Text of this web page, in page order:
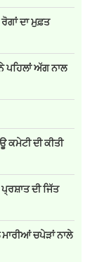
ਦਾ ਮੁਫ਼ਤ
ਪਹਿਲਾਂ ਅੱਗ ਨਾਲ
ਕਮੇਟੀ ਦੀ ਕੀਤੀ
ਦੀ ਜਿੱਤ
ਚਪੇੜਾਂ ਨਾਲੇ